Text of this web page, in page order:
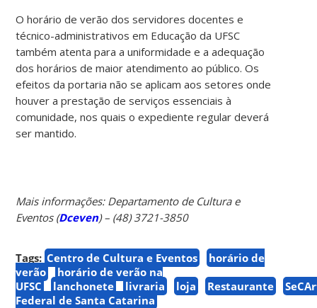
O horário de verão dos servidores docentes e
técnico-administrativos em Educação da UFSC
também atenta para a uniformidade e a adequação
dos horários de maior atendimento ao público. Os
efeitos da portaria não se aplicam aos setores onde
houver a prestação de serviços essenciais à
comunidade, nos quais o expediente regular deverá
ser mantido.
Mais informações: Departamento de Cultura e
Eventos (Dceven) – (48) 3721-3850
Tags: Centro de Cultura e Eventos
horário de
verão
horário de verão na
UFSC
lanchonete livraria loja Restaurante
Federal de Santa Catarina